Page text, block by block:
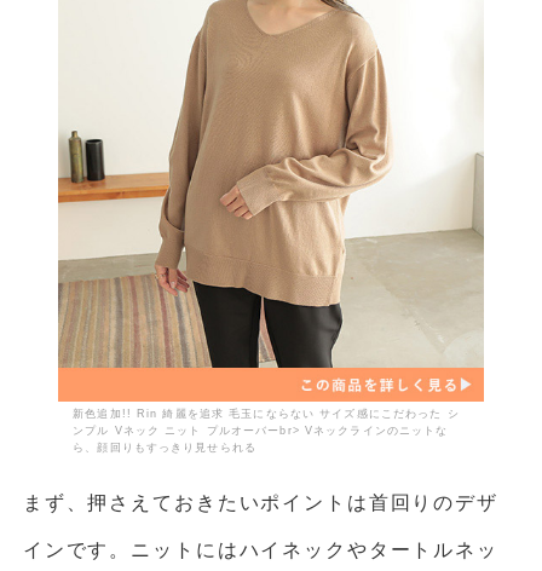
新色追加!! Rin 綺麗を追求 毛玉にならない サイズ感にこだわった シ
ンプル Vネック ニット プルオーバーbr> Vネックラインのニットな
ら、顔回りもすっきり見せられる
まず、押さえておきたいポイントは首回りのデザ
インです。ニットにはハイネックやタートルネッ